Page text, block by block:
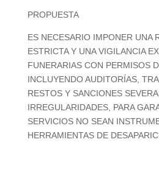
PROPUESTA
ES NECESARIOIMPONER UNA
ESTRICTA Y UNA VIGILANCIA
FUNERARIAS CON PERMISOS
INCLUYENDO AUDITORÍAS,
RESTOS Y SANCIONES
IRREGULARIDADES, PARA
SERVICIOS NO SEAN
HERRAMIENTAS DE